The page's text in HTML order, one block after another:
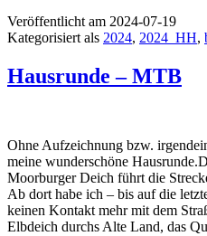
Veröffentlicht am 2024-07-19
Kategorisiert als 2024, 2024_HH,
Hausrunde – MTB
Ohne Aufzeichnung bzw.
meine wunderschöne
Moorburger Deich führt die
Ab dort habe ich – bis auf die
keinen Kontakt mehr mit dem
Elbdeich durchs Alte Land, das